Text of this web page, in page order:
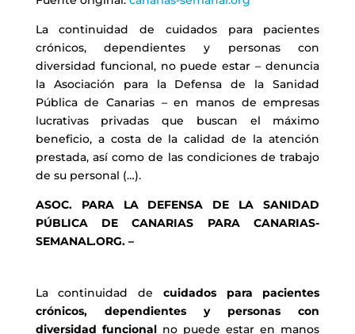
La continuidad de cuidados para pacientes
crónicos, dependientes y personas con
diversidad funcional, no puede estar – denuncia
la Asociación para la Defensa de la Sanidad
Pública de Canarias – en manos de empresas
lucrativas privadas que buscan el máximo
beneficio, a costa de la calidad de la atención
prestada, así como de las condiciones de trabajo
de su personal (…).
ASOC. PARA LA DEFENSA DE LA SANIDAD
PÚBLICA DE CANARIAS PARA CANARIAS-
SEMANAL.ORG. –
La continuidad de cuidados para pacientes
crónicos, dependientes y personas con
diversidad funcional no puede estar en manos